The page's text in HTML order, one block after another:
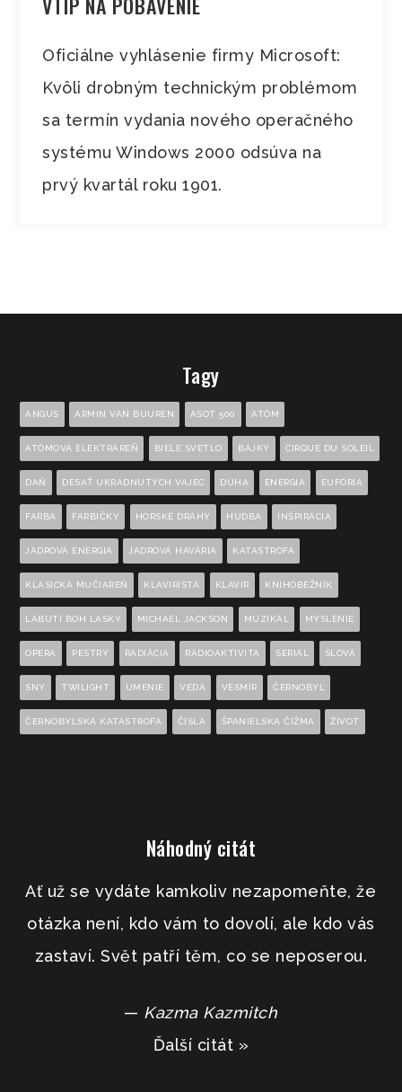
Oficiálne vyhlásenie firmy Microsoft:
Kvôli drobným technickým problémom
sa termín vydania nového operačného
systému Windows 2000 odsúva na
prvý kvartál roku 1901.
Tagy
ANGUS ARMIN VAN BUUREN ASOT 500 ATÓM
ATÓMOVÁ ELEKTRÁREŇ BIELE SVETLO BÁJKY CIRQUE DU SOLEIL
DAŇ DESAŤ UKRADNUTÝCH VAJEC DÚHA ENERGIA EUFÓRIA
FARBA FARBIČKY HORSKÉ DRÁHY HUDBA INŠPIRÁCIA
JADROVÁ ENERGIA JADROVÁ HAVÁRIA KATASTROFA
KLASICKÁ MUČIAREŇ KLAVIRISTA KLAVÍR KNIHOBEŽNÍK
LABUTÍ BOH LÁSKY MICHAEL JACKSON MUZIKÁL MYSLENIE
OPERA PESTRÝ RADIÁCIA RÁDIOAKTIVITA SERIÁL SLOVÁ
SNY TWILIGHT UMENIE VEDA VESMÍR ČERNOBYĽ
ČERNOBYĽSKÁ KATASTROFA ČÍSLA ŠPANIELSKA ČIŽMA ŽIVOT
Náhodný citát
Ať už se vydáte kamkoliv nezapomeňte, že
otázka není, kdo vám to dovolí, ale kdo vás
zastaví. Svět patří těm, co se neposerou.
— Kazma Kazmitch
Ďalší citát »